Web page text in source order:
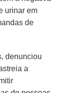
urinar em
de
denunciou
a